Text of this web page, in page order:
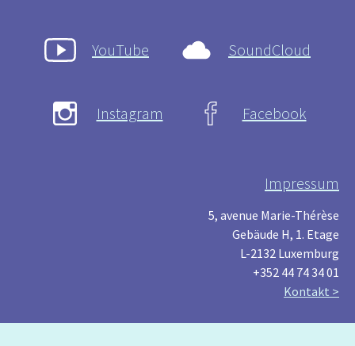
YouTube SoundCloud
Instagram Facebook
Impressum
5, avenue Marie-Thérèse
Gebäude H, 1. Etage
L-2132 Luxemburg
+352 44 74 34 01
Kontakt >